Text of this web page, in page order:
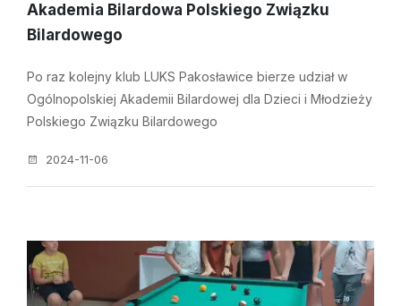
Akademia Bilardowa Polskiego Związku
Bilardowego
Po raz kolejny klub LUKS Pakosławice bierze udział w
Ogólnopolskiej Akademii Bilardowej dla Dzieci i Młodzieży
Polskiego Związku Bilardowego
2024-11-06